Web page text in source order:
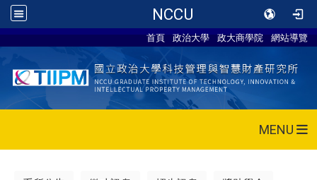
NCCU
首頁 政治大學 政大商學院 網站導覽
MENU